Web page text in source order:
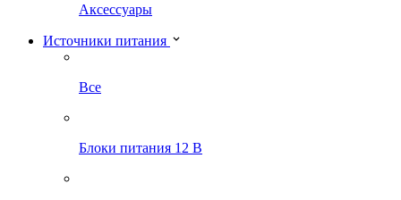
Аксессуары
Источники питания
Все
Блоки питания 12 В